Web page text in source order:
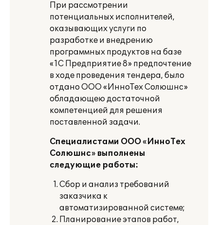
При рассмотрении
потенциальных исполнителей,
оказывающих услуги по
разработке и внедрению
программных продуктов на базе
«1С Предприятие 8» предпочтение
в ходе проведения тендера, было
отдано ООО «ИнноТех Солюшнс»
обладающею достаточной
компетенцией для решения
поставленной задачи.
Специалистами ООО «ИнноТех
Солюшнс» выполнены
следующие работы:
Сбор и анализ требований
заказчика к
автоматизированной системе;
Планирование этапов работ,